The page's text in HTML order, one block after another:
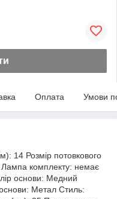
Оплата Умови
14 Розмір потовкового
комплекту: немає
основи: Медний
Метал Стиль: